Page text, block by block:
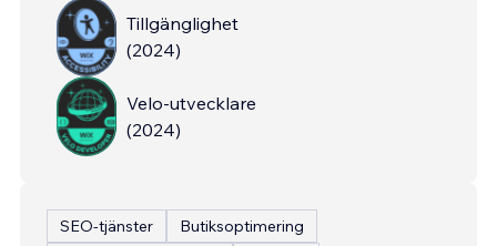
Tillgänglighet
(2024)
Velo-utvecklare
(2024)
SEO-tjänster
Butiksoptimering